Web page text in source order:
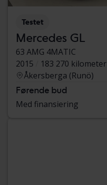
Testet
Mercedes GL
63 AMG 4MATIC
2015
183 270 kilometer
Åkersberga (Runö)
Førende bud
Med finansiering